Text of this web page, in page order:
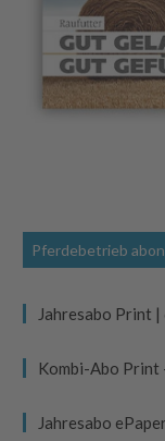
Pferdebetrieb
Jahresabo Print
Kombi-Abo Print
Jahresabo